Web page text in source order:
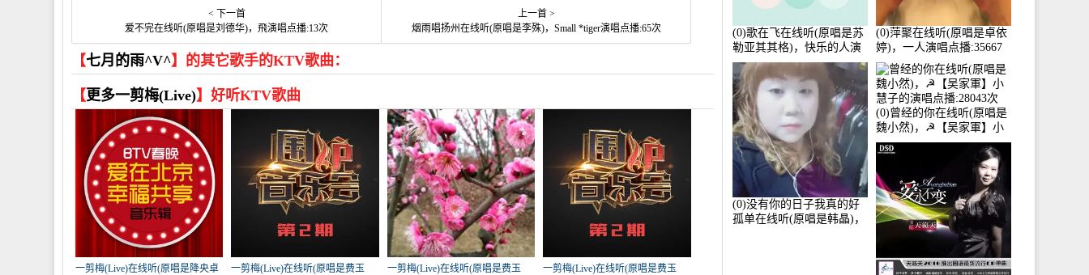
< 下一首
爱不完在线听(原唱是刘德华)，飛演唱点播:13次
上一首 >
烟雨唱扬州在线听(原唱是李殊)，Small *tiger演唱点播:65次
【七月的雨^V^】的其它歌手的KTV歌曲：
【更多一剪梅(Live)】好听KTV歌曲
一剪梅(Live)在线听(原唱是降央卓
一剪梅(Live)在线听(原唱是费玉
一剪梅(Live)在线听(原唱是费玉
一剪梅(Live)在线听(原唱是费玉
(0)歌在飞在线听(原唱是苏
勒亚其其格)，快乐的人演
唱点播:36次
(0)萍聚在线听(原唱是卓依
婷)，一人演唱点播:35667
次
(0)没有你的日子我真的好
孤单在线听(原唱是韩晶)，
(0)曾经的你在线听(原唱是
魏小然)，☭【吴家軍】小
慧子的演唱点播:28043次